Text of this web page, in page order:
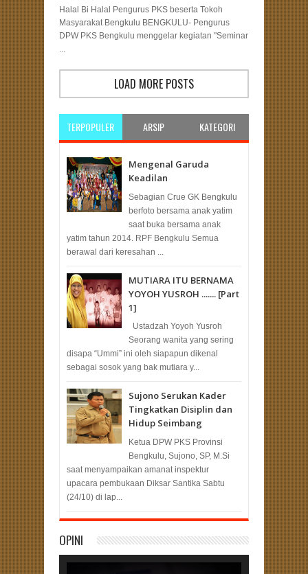
Halal Bi Halal Pengurus PKS beserta Tokoh
Masyarakat Bengkulu BENGKULU- Pengurus
DPW PKS Bengkulu menggelar kegiatan "Seminar
...
LOAD MORE POSTS
TERPOPULER ARSIP KATEGORI
Mengenal Garuda
Keadilan
Sebagian Crue GK Bengkulu
berfoto bersama anak yatim
saat buka bersama anak
yatim tahun 2014. RPF Bengkulu Semua
berawal dari keresahan ...
MUTIARA ITU BERNAMA
YOYOH YUSROH ....... [Part
1]
Ustadzah Yoyoh Yusroh
Seorang wanita yang sering
disapa “Ummi” ini oleh siapapun dikenal
sebagai sosok yang bak mutiara y...
Sujono Serukan Kader
Tingkatkan Disiplin dan
Hidup Seimbang
Ketua DPW PKS Provinsi
Bengkulu, Sujono, SP, M.Si
saat menyampaikan amanat inspektur
upacara pembukaan Diksar Santika Sabtu
(24/10) di lap...
OPINI